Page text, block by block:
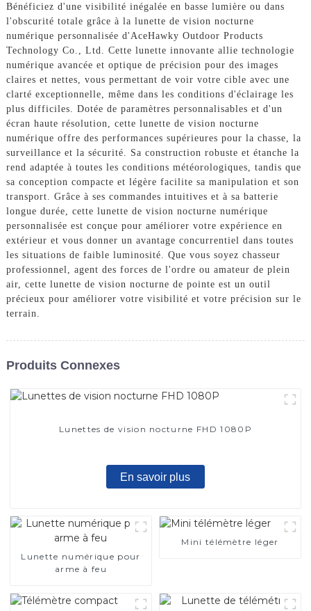
Bénéficiez d'une visibilité inégalée en basse lumière ou dans
l'obscurité totale grâce à la lunette de vision nocturne
numérique personnalisée d'AceHawky Outdoor Products
Technology Co., Ltd. Cette lunette innovante allie technologie
numérique avancée et optique de précision pour des images
claires et nettes, vous permettant de voir votre cible avec une
clarté exceptionnelle, même dans les conditions d'éclairage les
plus difficiles. Dotée de paramètres personnalisables et d'un
écran haute résolution, cette lunette de vision nocturne
numérique offre des performances supérieures pour la chasse, la
surveillance et la sécurité. Sa construction robuste et étanche la
rend adaptée à toutes les conditions météorologiques, tandis que
sa conception compacte et légère facilite sa manipulation et son
transport. Grâce à ses commandes intuitives et à sa batterie
longue durée, cette lunette de vision nocturne numérique
personnalisée est conçue pour améliorer votre expérience en
extérieur et vous donner un avantage concurrentiel dans toutes
les situations de faible luminosité. Que vous soyez chasseur
professionnel, agent des forces de l'ordre ou amateur de plein
air, cette lunette de vision nocturne de pointe est un outil
précieux pour améliorer votre visibilité et votre précision sur le
terrain.
Produits Connexes
Lunettes de vision nocturne FHD 1080P
En savoir plus
Lunette numérique pour
arme à feu
Mini télémètre léger